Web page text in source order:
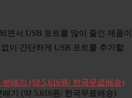
면서 USB 포트를 많이 줄인 제품이
이 간단하게 USB 포트를 추가할
기 (약 5,616원/ 한국무료배송)